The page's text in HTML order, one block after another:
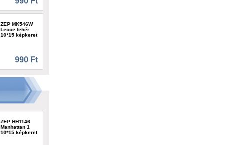
ZEP MK546W
Lecce fehér
10*15 képkeret
990 Ft
ZEP HH1146
Manhattan 1
10*15 képkeret